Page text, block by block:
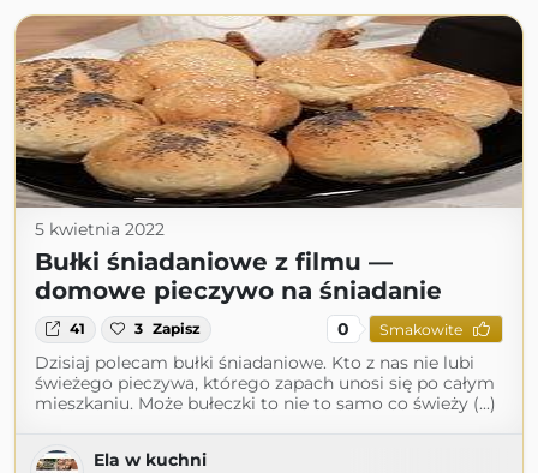
5 kwietnia 2022
Bułki śniadaniowe z filmu —
domowe pieczywo na śniadanie
41 3 Zapisz 0 Smakowite
Dzisiaj polecam bułki śniadaniowe. Kto z nas nie lubi
świeżego pieczywa, którego zapach unosi się po całym
mieszkaniu. Może bułeczki to nie to samo co świeży (...)
Ela w kuchni